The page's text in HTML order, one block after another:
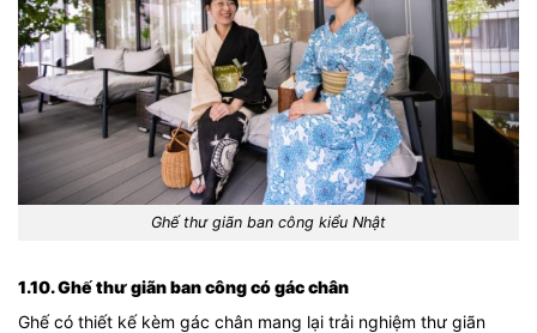
Ghế thư giãn ban công kiểu Nhật
1.10. Ghế thư giãn ban công có gác chân
Ghế có thiết kế kèm gác chân mang lại trải nghiệm thư giãn